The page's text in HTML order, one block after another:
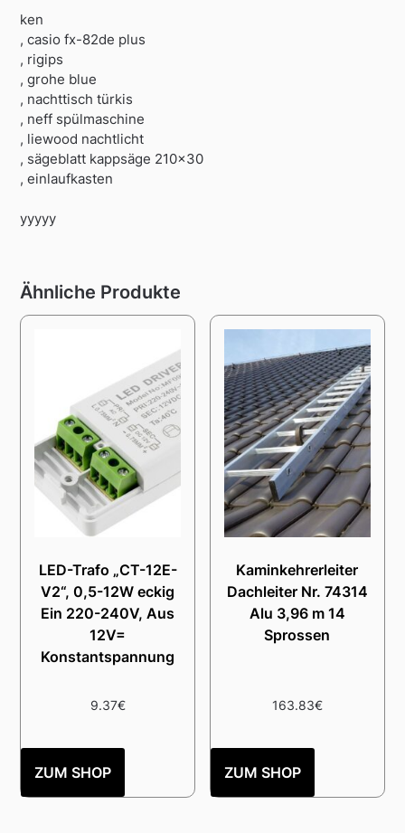
ken
, casio fx-82de plus
, rigips
, grohe blue
, nachttisch türkis
, neff spülmaschine
, liewood nachtlicht
, sägeblatt kappsäge 210×30
, einlaufkasten
yyyyy
Ähnliche Produkte
LED-Trafo „CT-12E-
V2“, 0,5-12W eckig
Ein 220-240V, Aus
12V=
Konstantspannung
9.37€
ZUM SHOP
Kaminkehrerleiter
Dachleiter Nr. 74314
Alu 3,96 m 14
Sprossen
163.83€
ZUM SHOP